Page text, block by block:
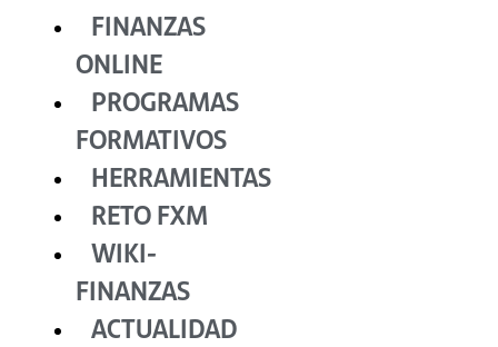
FINANZAS
ONLINE
PROGRAMAS
FORMATIVOS
HERRAMIENTAS
RETO FXM
WIKI-
FINANZAS
ACTUALIDAD